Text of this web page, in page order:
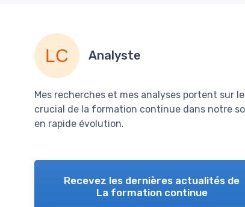
Analyste
Mes recherches et mes analyses portent sur
crucial de la formation continue dans notre
en rapide évolution.
Recevez les dernières actualités de
La formation continue